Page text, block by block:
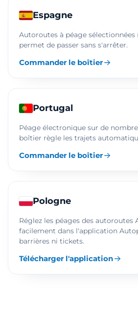
Espagne
Autoroutes à péage sélectionnées
permet de passer sans s'arrêter.
Commander le boîtier
Portugal
Péage électronique sur de
boîtier règle les trajets
Commander le boîtier
Pologne
Réglez les péages des autoroutes
facilement dans l'application
barrières ni tickets.
Télécharger l'application